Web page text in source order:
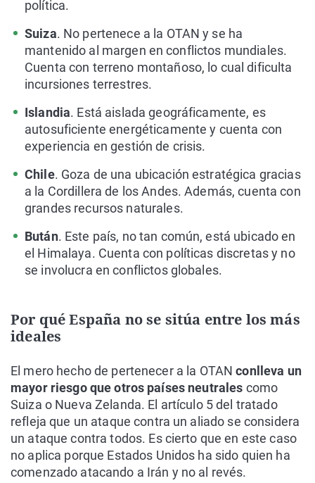
política.
Suiza. No pertenece a la OTAN y se ha
mantenido al margen en conflictos mundiales.
Cuenta con terreno montañoso, lo cual dificulta
incursiones terrestres.
Islandia. Está aislada geográficamente, es
autosuficiente energéticamente y cuenta con
experiencia en gestión de crisis.
Chile. Goza de una ubicación estratégica gracias
a la Cordillera de los Andes. Además, cuenta con
grandes recursos naturales.
Bután. Este país, no tan común, está ubicado en
el Himalaya. Cuenta con políticas discretas y no
se involucra en conflictos globales.
Por qué España no se sitúa entre los más
ideales
El mero hecho de pertenecer a la OTANconlleva un
mayor riesgo que otros países neutrales como
Suiza o Nueva Zelanda. El artículo 5 del tratado
refleja que un ataque contra un aliado se considera
un ataque contra todos. Es cierto que en este caso
no aplica porque Estados Unidos ha sido quien ha
comenzado atacando a Irán y no al revés.